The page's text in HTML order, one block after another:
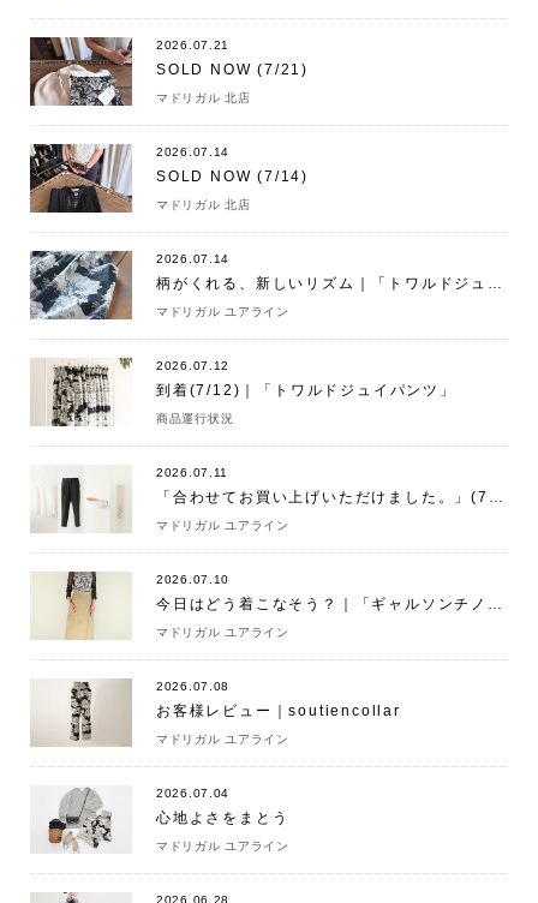
2026.07.21
SOLD NOW (7/21)
マドリガル 北店
2026.07.14
SOLD NOW (7/14)
マドリガル 北店
2026.07.14
柄がくれる、新しいリズム｜「トワルドジュイパンツ」
マドリガル ユアライン
2026.07.12
到着(7/12)｜「トワルドジュイパンツ」
商品運行状況
2026.07.11
「合わせてお買い上げいただけました。」(7/11)
マドリガル ユアライン
2026.07.10
今日はどう着こなそう？｜「ギャルソンチノ巻きスカート」
マドリガル ユアライン
2026.07.08
お客様レビュー｜soutiencollar
マドリガル ユアライン
2026.07.04
心地よさをまとう
マドリガル ユアライン
2026.06.28